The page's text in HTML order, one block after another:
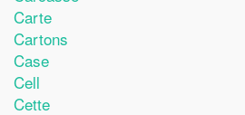
Carte
Cartons
Case
Cell
Cette